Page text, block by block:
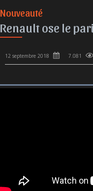
Nouveauté
Renault ose le
12 septembre 2018 7.081